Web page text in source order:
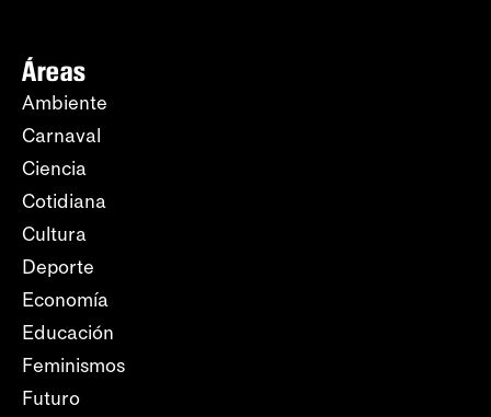
Áreas
Ambiente
Carnaval
Ciencia
Cotidiana
Cultura
Deporte
Economía
Educación
Feminismos
Futuro